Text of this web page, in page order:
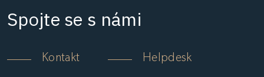
Spojte se s námi
Kontakt Helpdesk